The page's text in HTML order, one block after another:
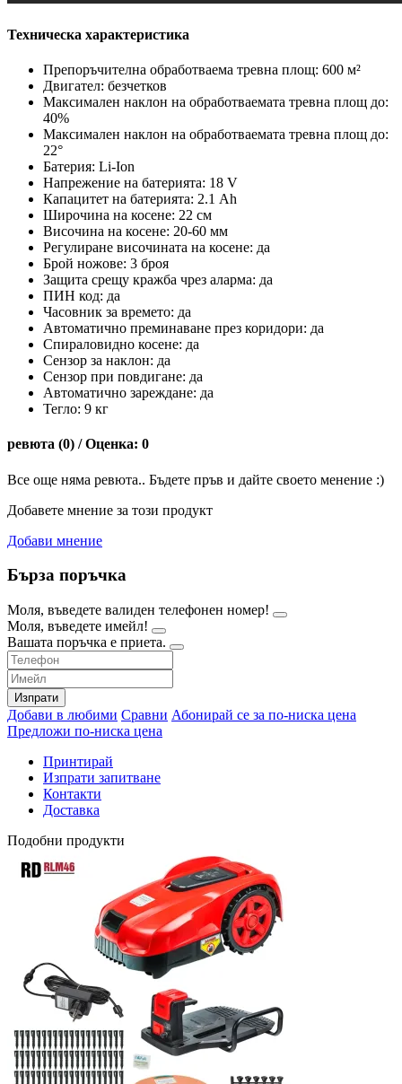
Техническа характеристика
Препоръчителна обработваема тревна площ: 600 м²
Двигател: безчетков
Максимален наклон на обработваемата тревна площ до:
40%
Максимален наклон на обработваемата тревна площ до:
22°
Батерия: Li-Ion
Напрежение на батерията: 18 V
Капацитет на батерията: 2.1 Ah
Широчина на косене: 22 см
Височина на косене: 20-60 мм
Регулиране височината на косене: да
Брой ножове: 3 броя
Защита срещу кражба чрез аларма: да
ПИН код: да
Часовник за времето: да
Автоматично преминаване през коридори: да
Спираловидно косене: да
Сензор за наклон: да
Сензор при повдигане: да
Автоматично зареждане: да
Тегло: 9 кг
ревюта (0) / Оценка: 0
Все още няма ревюта.. Бъдете пръв и дайте своето менение :)
Добавете мнение за този продукт
Добави мнение
Бърза поръчка
Моля, въведете валиден телефонен номер!
Моля, въведете имейл!
Вашата поръчка е приета.
Изпрати
Добави в любими Сравни Абонирай се за по-ниска цена
Предложи по-ниска цена
Принтирай
Изпрати запитване
Контакти
Доставка
Подобни продукти